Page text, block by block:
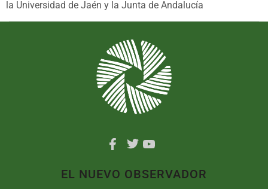
la Universidad de Jaén y la Junta de Andalucía
EL NUEVO OBSERVADOR